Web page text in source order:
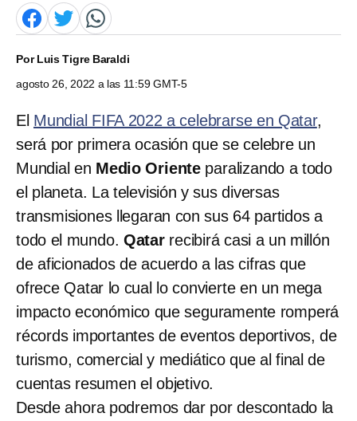
PorLuis Tigre Baraldi
agosto 26, 2022 a las 11:59 GMT-5
El Mundial FIFA 2022 a celebrarse en Qatar,
será por primera ocasión que se celebre un
Mundial en Medio Oriente paralizando a todo
el planeta. La televisión y sus diversas
transmisiones llegaran con sus 64 partidos a
todo el mundo. Qatarrecibirá casi a un millón
de aficionados de acuerdo a las cifras que
ofrece Qatar lo cual lo convierte en un mega
impacto económico que seguramente romperá
récords importantes de eventos deportivos, de
turismo, comercial y mediático que al final de
cuentas resumen el objetivo.
Desde ahora podremos dar por descontado la